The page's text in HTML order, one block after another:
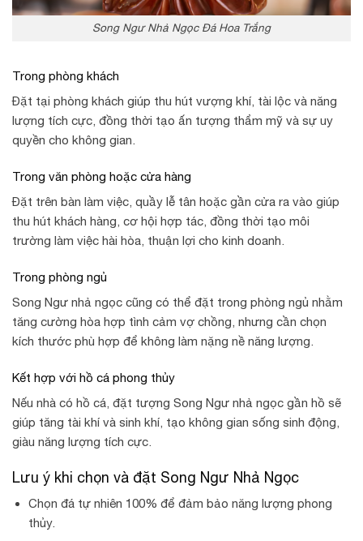
Song Ngư Nhả Ngọc Đá Hoa Trắng
Trong phòng khách
Đặt tại phòng khách giúp thu hút vượng khí, tài lộc và năng
lượng tích cực, đồng thời tạo ấn tượng thẩm mỹ và sự uy
quyền cho không gian.
Trong văn phòng hoặc cửa hàng
Đặt trên bàn làm việc, quầy lễ tân hoặc gần cửa ra vào giúp
thu hút khách hàng, cơ hội hợp tác, đồng thời tạo môi
trường làm việc hài hòa, thuận lợi cho kinh doanh.
Trong phòng ngủ
Song Ngư nhả ngọc cũng có thể đặt trong phòng ngủ nhằm
tăng cường hòa hợp tình cảm vợ chồng, nhưng cần chọn
kích thước phù hợp để không làm nặng nề năng lượng.
Kết hợp với hồ cá phong thủy
Nếu nhà có hồ cá, đặt tượng Song Ngư nhả ngọc gần hồ sẽ
giúp tăng tài khí và sinh khí, tạo không gian sống sinh động,
giàu năng lượng tích cực.
Lưu ý khi chọn và đặt Song Ngư Nhả Ngọc
Chọn đá tự nhiên 100% để đảm bảo năng lượng phong
thủy.